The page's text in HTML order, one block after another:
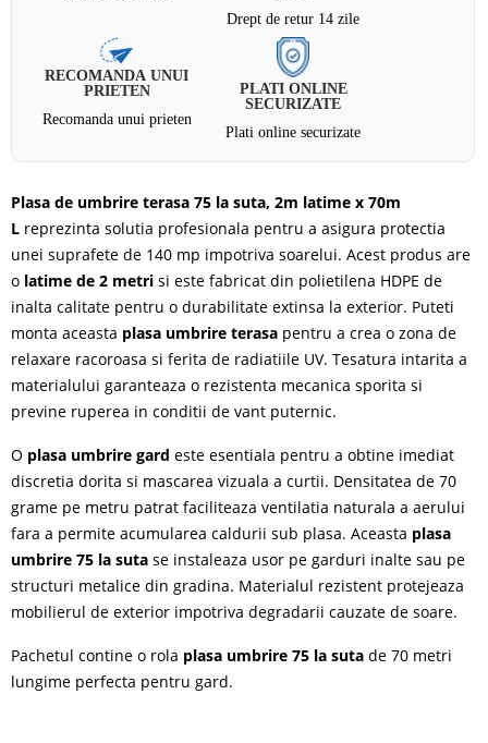
Drept de retur 14 zile
RECOMANDA UNUI
PRIETEN
Recomanda unui prieten
PLATI ONLINE
SECURIZATE
Plati online securizate
Plasa de umbrire terasa 75 la suta, 2m latime x 70m
L reprezinta solutia profesionala pentru a asigura protectia
unei suprafete de 140 mp impotriva soarelui. Acest produs are
o latime de 2 metrisi este fabricat din polietilena HDPE de
inalta calitate pentru o durabilitate extinsa la exterior. Puteti
monta aceasta plasa umbrire terasa pentru a crea o zona de
relaxare racoroasa si ferita de radiatiile UV. Tesatura intarita a
materialului garanteaza o rezistenta mecanica sporita si
previne ruperea in conditii de vant puternic.
O plasa umbrire gard este esentiala pentru a obtine imediat
discretia dorita si mascarea vizuala a curtii. Densitatea de 70
grame pe metru patrat faciliteaza ventilatia naturala a aerului
fara a permite acumularea caldurii sub plasa. Aceasta plasa
umbrire 75 la suta se instaleaza usor pe garduri inalte sau pe
structuri metalice din gradina. Materialul rezistent protejeaza
mobilierul de exterior impotriva degradarii cauzate de soare.
Pachetul contine o rola plasa umbrire 75 la suta de 70 metri
lungime perfecta pentru gard.